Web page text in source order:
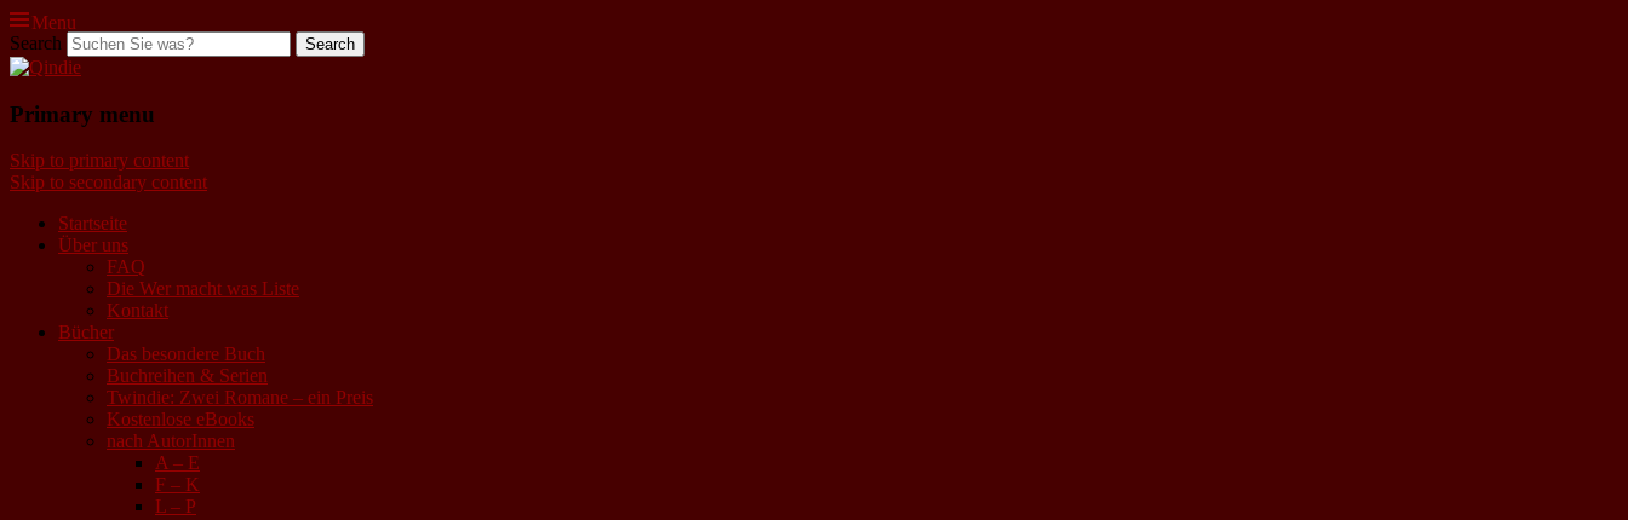
Menu
Qindie
Search
Primary menu
Skip to primary content
Skip to secondary content
Startseite
Über uns
FAQ
Die Wer macht was Liste
Kontakt
Bücher
Das besondere Buch
Buchreihen & Serien
Twindie: Zwei Romane – ein Preis
Kostenlose eBooks
nach AutorInnen
A – E
F – K
L – P